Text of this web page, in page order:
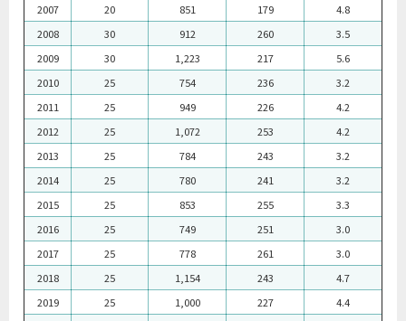
2007
20 851 179
4.8
2008
30 912 260
3.5
2009
30 1,223 217
5.6
2010
25 754 236
3.2
2011
25 949 226
4.2
2012
25 1,072 253
4.2
2013
25 784 243
3.2
2014
25 780 241
3.2
2015
25 853 255
3.3
2016
25 749 251
3.0
2017
25 778 261
3.0
2018
25 1,154 243
4.7
2019
25 1,000 227
4.4